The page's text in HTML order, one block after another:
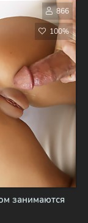
занимаются
866
100%